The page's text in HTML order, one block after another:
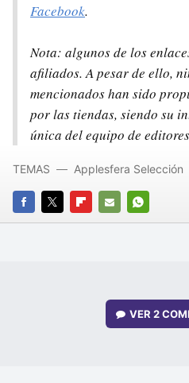
Facebook.
Nota: algunos de los
afiliados. A pesar de ello,
mencionados han sido
por las tiendas, siendo su
única del equipo de
FACEBOOK
TWITTERFLIPBOARD
E-
WHATSAPP
TEMAS Applesfera Selección
VER2